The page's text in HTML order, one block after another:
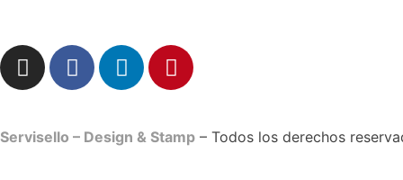
Servisello – Design & Stamp – Todos los derechos